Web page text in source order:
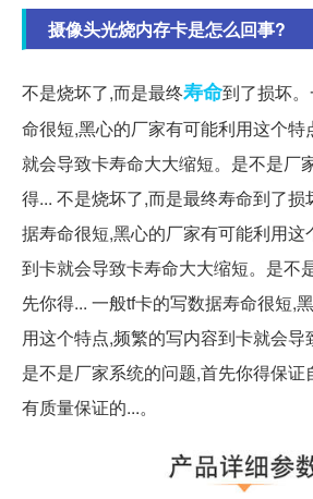
摄像头光烧内存卡是怎么回事?
不是烧坏了,而是最终寿命到了损坏
命很短,黑心的厂家有可能利用这个
就会导致卡寿命大大缩短。是不是厂
得... 不是烧坏了,而是最终寿命到了损
据寿命很短,黑心的厂家有可能利用这
到卡就会导致卡寿命大大缩短。是不
先你得... 一般tf卡的写数据寿命很短,
用这个特点,频繁的写内容到卡就会导
是不是厂家系统的问题,首先你得保
有质量保证的...。